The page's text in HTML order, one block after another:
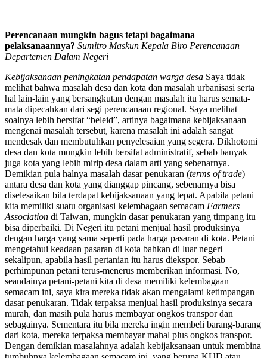
Perencanaan mungkin bagus tetapi bagaimana
pelaksanaannya? Sumitro Maskun Kepala Biro Perencanaan
Departemen Dalam Negeri
Kebijaksanaan peningkatan pendapatan warga desa Saya tidak
melihat bahwa masalah desa dan kota dan masalah urbanisasi serta
hal lain-lain yang bersangkutan dengan masalah itu harus semata-
mata dipecahkan dari segi perencanaan regional. Saya melihat
soalnya lebih bersifat “beleid”, artinya bagaimana kebijaksanaan
mengenai masalah tersebut, karena masalah ini adalah sangat
mendesak dan membutuhkan penyelesaian yang segera. Dikhotomi
desa dan kota mungkin lebih bersifat administratif, sebab banyak
juga kota yang lebih mirip desa dalam arti yang sebenarnya.
Demikian pula halnya masalah dasar penukaran (terms of trade)
antara desa dan kota yang dianggap pincang, sebenarnya bisa
diselesaikan bila terdapat kebijaksanaan yang tepat. Apabila petani
kita memiliki suatu organisasi kelembagaan semacam Farmers
Association di Taiwan, mungkin dasar penukaran yang timpang itu
bisa diperbaiki. Di Negeri itu petani menjual hasil produksinya
dengan harga yang sama seperti pada harga pasaran di kota. Petani
mengetahui keadaan pasaran di kota bahkan di luar negeri
sekalipun, apabila hasil pertanian itu harus diekspor. Sebab
perhimpunan petani terus-menerus memberikan informasi. No,
seandainya petani-petani kita di desa memiliki kelembagaan
semacam ini, saya kira mereka tidak akan mengalami ketimpangan
dasar penukaran. Tidak terpaksa menjual hasil produksinya secara
murah, dan masih pula harus membayar ongkos transpor dan
sebagainya. Sementara itu bila mereka ingin membeli barang-barang
dari kota, mereka terpaksa membayar mahal plus ongkos transpor.
Dengan demikian masalahnya adalah kebijaksanaan untuk membina